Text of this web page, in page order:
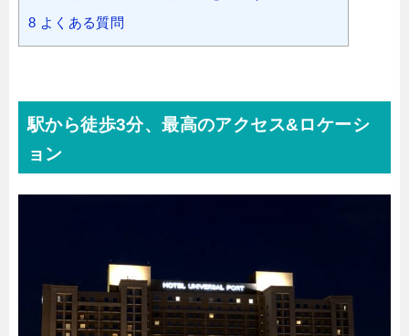
8 よくある質問
駅から徒歩3分、最高のアクセス&ロケーシ
ョン